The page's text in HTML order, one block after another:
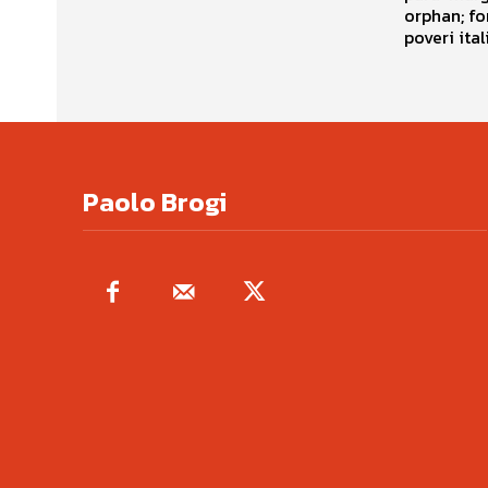
orphan; font-size:10.0pt; font-family:"Times New Roman";} Avviso a tutti i
poveri
Paolo Brogi